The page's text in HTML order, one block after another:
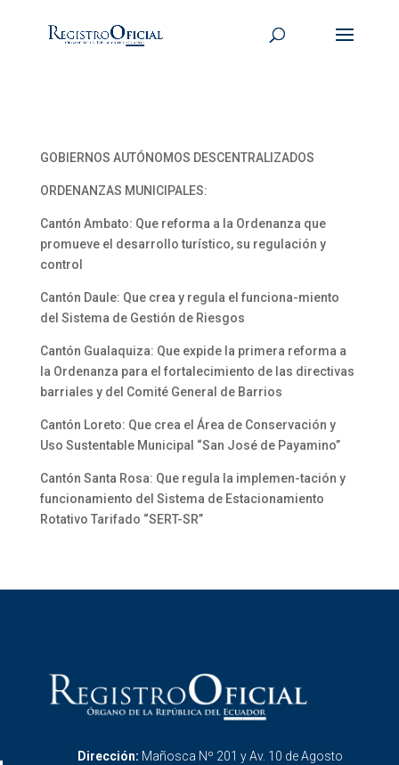
GOBIERNOS AUTÓNOMOS DESCENTRALIZADOS
ORDENANZAS MUNICIPALES:
Cantón Ambato: Que reforma a la Ordenanza que
promueve el desarrollo turístico, su regulación y
control
Cantón Daule: Que crea y regula el funciona-miento
del Sistema de Gestión de Riesgos
Cantón Gualaquiza: Que expide la primera reforma a
la Ordenanza para el fortalecimiento de las directivas
barriales y del Comité General de Barrios
Cantón Loreto: Que crea el Área de Conservación y
Uso Sustentable Municipal “San José de Payamino”
Cantón Santa Rosa: Que regula la implemen-tación y
funcionamiento del Sistema de Estacionamiento
Rotativo Tarifado “SERT-SR”
Dirección: Mañosca Nº 201 y Av. 10 de Agosto